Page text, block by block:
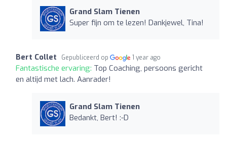
Grand Slam Tienen
Super fijn om te lezen! Dankjewel, Tina!
Bert Collet Gepubliceerd op 1 year ago
Fantastische ervaring: Top Coaching, persoons gericht
en altijd met lach. Aanrader!
Grand Slam Tienen
Bedankt, Bert! :-D